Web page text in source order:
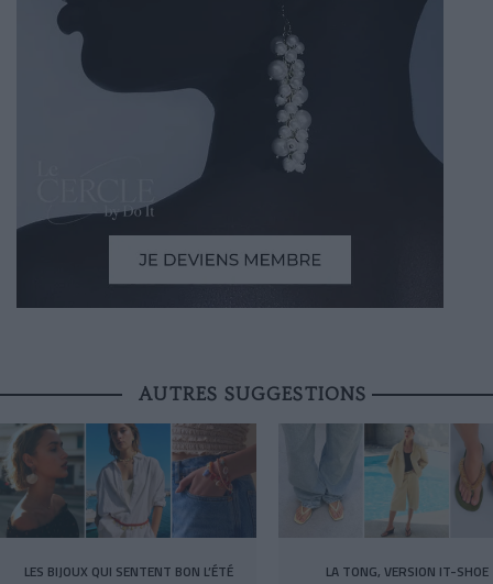
AUTRES SUGGESTIONS
LES BIJOUX QUI SENTENT BON L’ÉTÉ LA TONG, VERSION IT-SHOE